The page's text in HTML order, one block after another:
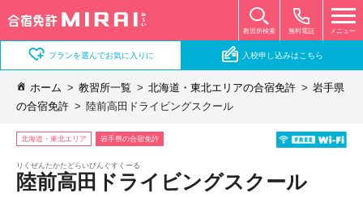
無料電話
教習所検索 メニュー
プランを選んでお気に入りに 入校申し込みはこちら
ホーム 教習所一覧 北海道・東北エリアの合宿免許
岩手県
の合宿免許
陸前高田ドライビングスクール
北海道・東北エリア 岩手県の合宿免許
りくぜんたかたどらいびんぐすくーる
陸前高田ドライビングスクール